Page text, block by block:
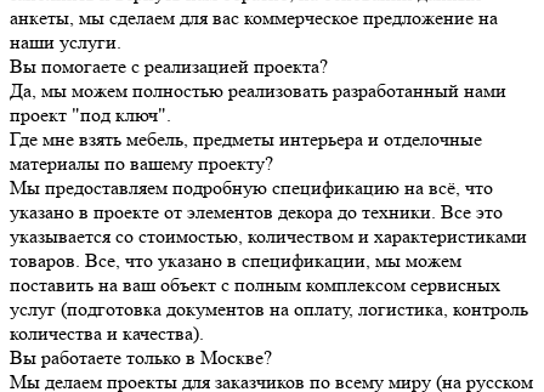
анкеты, мы сделаем для вас коммерческое предложение на
наши услуги.
Вы помогаете с реализацией проекта?
Да, мы можем полностью реализовать разработанный нами
проект "под ключ".
Где мне взять мебель, предметы интерьера и отделочные
материалы по вашему проекту?
Мы предоставляем подробную спецификацию на всё, что
указано в проекте от элементов декора до техники. Все это
указывается со стоимостью, количеством и характеристиками
товаров. Все, что указано в спецификации, мы можем
поставить на ваш объект с полным комплексом сервисных
услуг (подготовка документов на оплату, логистика, контроль
количества и качества).
Вы работаете только в Москве?
Мы делаем проекты для заказчиков по всему миру (на русском